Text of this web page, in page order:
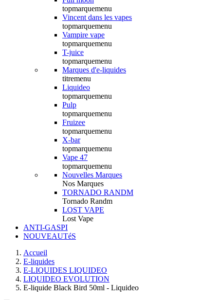
topmarquemenu
Vincent dans les vapes
topmarquemenu
Vampire vape
topmarquemenu
T-juice
topmarquemenu
Marques d'e-liquides
titremenu
Liquideo
topmarquemenu
Pulp
topmarquemenu
Fruizee
topmarquemenu
X-bar
topmarquemenu
Vape 47
topmarquemenu
Nouvelles Marques
Nos Marques
TORNADO RANDM
Tornado Randm
LOST VAPE
Lost Vape
ANTI-GASPI
NOUVEAUTéS
Accueil
E-liquides
E-LIQUIDES LIQUIDEO
LIQUIDEO EVOLUTION
E-liquide Black Bird 50ml - Liquideo